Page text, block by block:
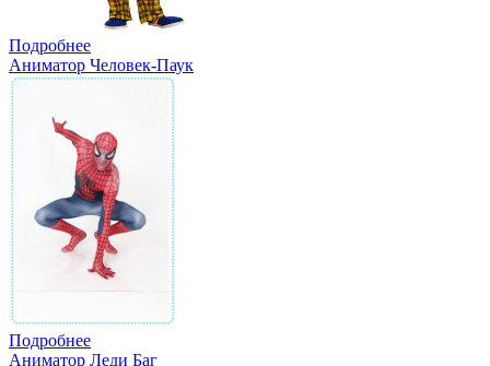
Подробнее
Аниматор Человек-Паук
Подробнее
Аниматор Леди Баг